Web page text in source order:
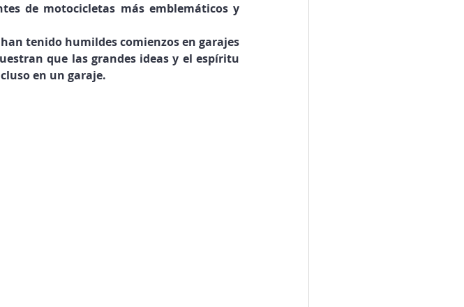
de motocicletas más emblemáticos y
tenido humildes comienzos en garajes
que las grandes ideas y el espíritu
en un garaje.